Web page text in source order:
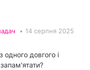
• 14 серпня 2025
одного довгого і